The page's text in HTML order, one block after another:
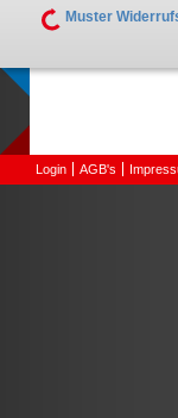
Muster
Login AGB's